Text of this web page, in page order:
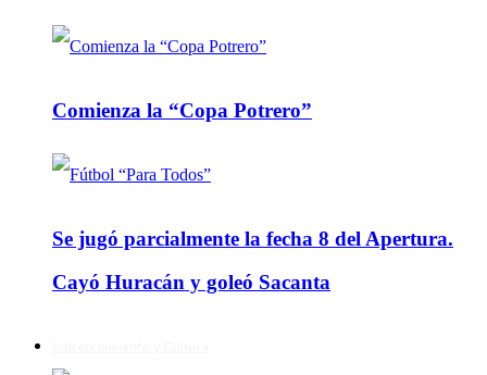
Comienza la “Copa Potrero”
Se jugó parcialmente la fecha 8 del Apertura.
Cayó Huracán y goleó Sacanta